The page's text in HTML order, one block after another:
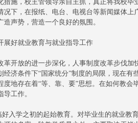
措施，校主管领导亲自主抓，真正将我校
况下，在报纸、电台、电视台等新闻媒体
造声势，营造一个良好的氛围。
好就业教育与就业指导工作
放的进一步深化，人事制度改革步伐加
经济条件下“国家统分”制度的局限，现在
度地存在着“等、靠、要”思想。在如何教
导工作。
学之初的起始教育。对毕业生的就业教育